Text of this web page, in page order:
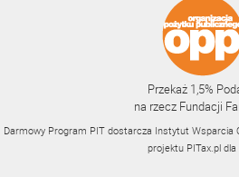
Przekaż 1,5%
na rzecz Fundacji
Darmowy Program PIT dostarcza Instytut Wsparcia
projektu PITax.pl dla